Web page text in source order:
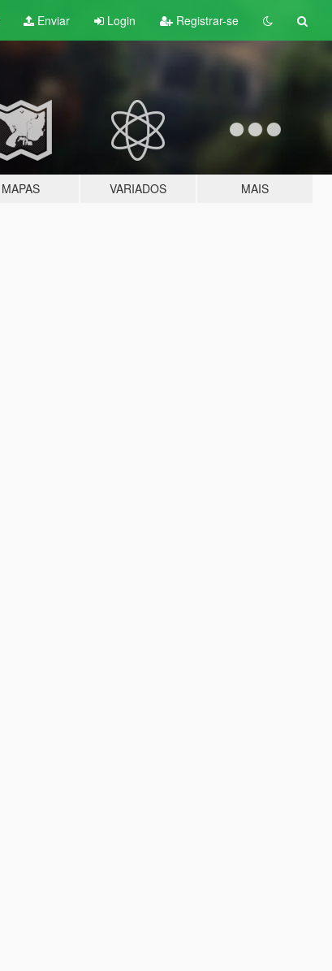
Enviar Login Registrar-se
MAPAS VARIADOS MAIS